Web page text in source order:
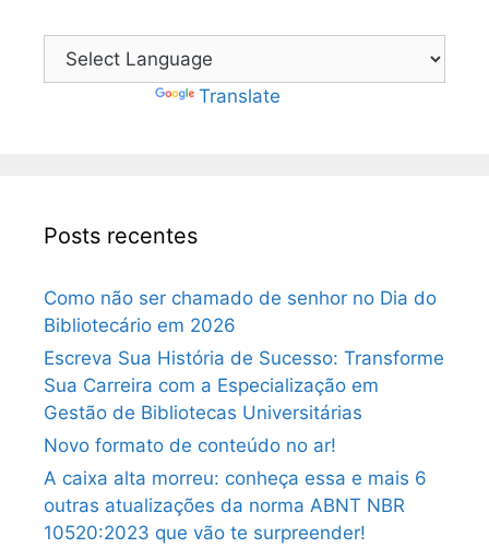
Translate
Posts recentes
Como não ser chamado de senhor no Dia do
Bibliotecário em 2026
Escreva Sua História de Sucesso: Transforme
Sua Carreira com a Especialização em
Gestão de Bibliotecas Universitárias
Novo formato de conteúdo no ar!
A caixa alta morreu: conheça essa e mais 6
outras atualizações da norma ABNT NBR
10520:2023 que vão te surpreender!